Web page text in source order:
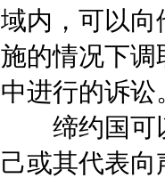
域内，可以向
施的情况下调
中进行的诉讼
缔约国可以
己或其代表